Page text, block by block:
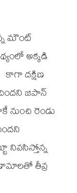
మౌంట్
అక్కడి
కాగా దక్షిణ
జపాన్
రెండు
నివసిస్తోన్న
తీవ్ర